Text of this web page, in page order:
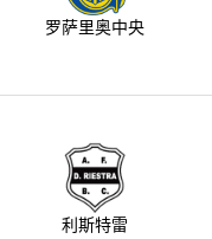
罗萨里奥中央
利斯特雷